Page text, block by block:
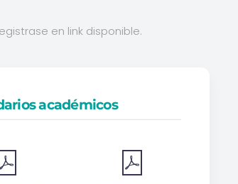
en link disponible.
académicos